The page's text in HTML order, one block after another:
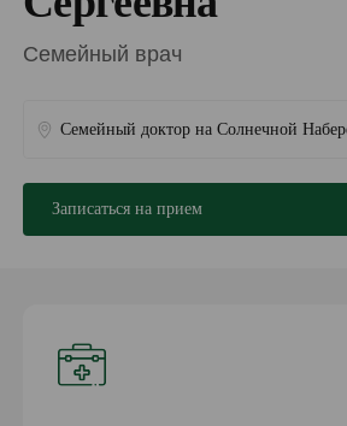
Семейный врач
Семейный доктор на Солнечной
Записаться на прием